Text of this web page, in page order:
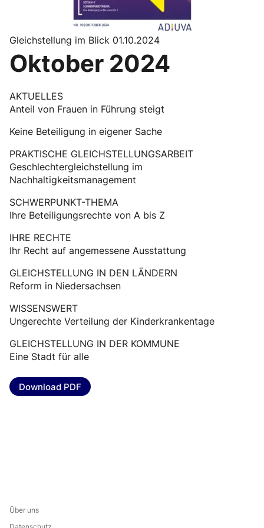
Gleichstellung im Blick 01.10.2024
Oktober 2024
AKTUELLES
Anteil von Frauen in Führung steigt
Keine Beteiligung in eigener Sache
PRAKTISCHE GLEICHSTELLUNGSARBEIT
Geschlechtergleichstellung im
Nachhaltigkeitsmanagement
SCHWERPUNKT-THEMA
Ihre Beteiligungsrechte von A bis Z
IHRE RECHTE
Ihr Recht auf angemessene Ausstattung
GLEICHSTELLUNG IN DEN LÄNDERN
Reform in Niedersachsen
WISSENSWERT
Ungerechte Verteilung der Kinderkrankentage
GLEICHSTELLUNG IN DER KOMMUNE
Eine Stadt für alle
Download PDF
Über uns